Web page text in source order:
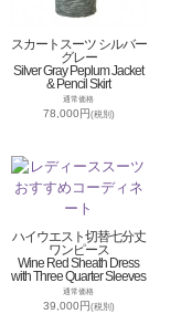
スカートスーツ シルバー
グレー
Silver Gray Peplum Jacket
& Pencil Skirt
通常価格
78,000円 (税別)
ハイウエスト切替七分丈
ワンピース
Wine Red Sheath Dress
with Three Quarter Sleeves
通常価格
39,000円(税別)